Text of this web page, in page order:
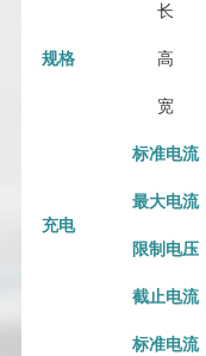
规格
长
高
宽
充电
标准电流
最大电流
限制电压
截止电流
标准电流